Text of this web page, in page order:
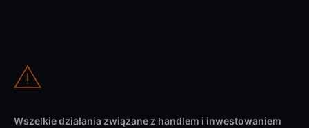
Wszelkie działania związane z handlem i inwestowaniem